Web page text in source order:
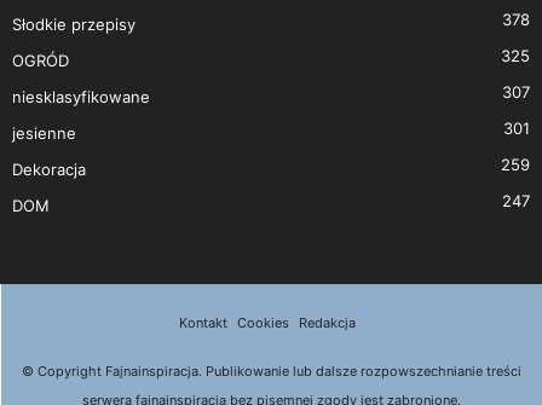
Słodkie przepisy 378
OGRÓD 325
niesklasyfikowane 307
jesienne 301
Dekoracja 259
DOM 247
Kontakt Cookies Redakcja
© Copyright Fajnainspiracja. Publikowanie lub dalsze rozpowszechnianie treści
serwera fajnainspiracja bez pisemnej zgody jest zabronione.